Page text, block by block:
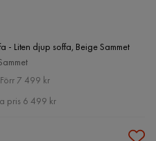
- Liten djup soffa, Beige Sammet
Pris
Original
Pris
Förr 7 499 kr
pris 6 499 kr